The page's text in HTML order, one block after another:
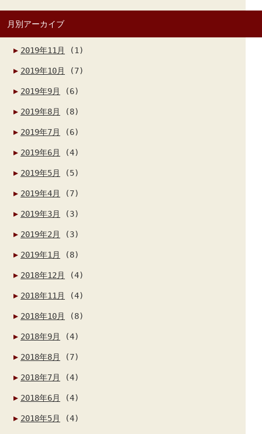
月別アーカイブ
2019年11月 (1)
2019年10月 (7)
2019年9月 (6)
2019年8月 (8)
2019年7月 (6)
2019年6月 (4)
2019年5月 (5)
2019年4月 (7)
2019年3月 (3)
2019年2月 (3)
2019年1月 (8)
2018年12月 (4)
2018年11月 (4)
2018年10月 (8)
2018年9月 (4)
2018年8月 (7)
2018年7月 (4)
2018年6月 (4)
2018年5月 (4)